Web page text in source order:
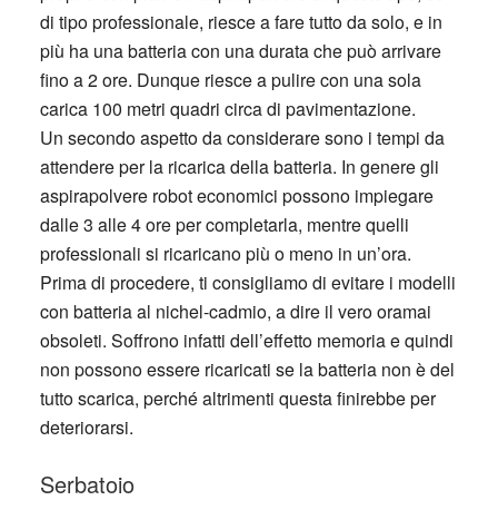
di tipo professionale, riesce a fare tutto da solo, e in
più ha una batteria con una durata che può arrivare
fino a 2 ore. Dunque riesce a pulire con una sola
carica 100 metri quadri circa di pavimentazione.
Un secondo aspetto da considerare sono i tempi da
attendere per la ricarica della batteria. In genere gli
aspirapolvere robot economici possono impiegare
dalle 3 alle 4 ore per completarla, mentre quelli
professionali si ricaricano più o meno in un’ora.
Prima di procedere, ti consigliamo di evitare i modelli
con batteria al nichel-cadmio, a dire il vero oramai
obsoleti. Soffrono infatti dell’effetto memoria e quindi
non possono essere ricaricati se la batteria non è del
tutto scarica, perché altrimenti questa finirebbe per
deteriorarsi.
Serbatoio